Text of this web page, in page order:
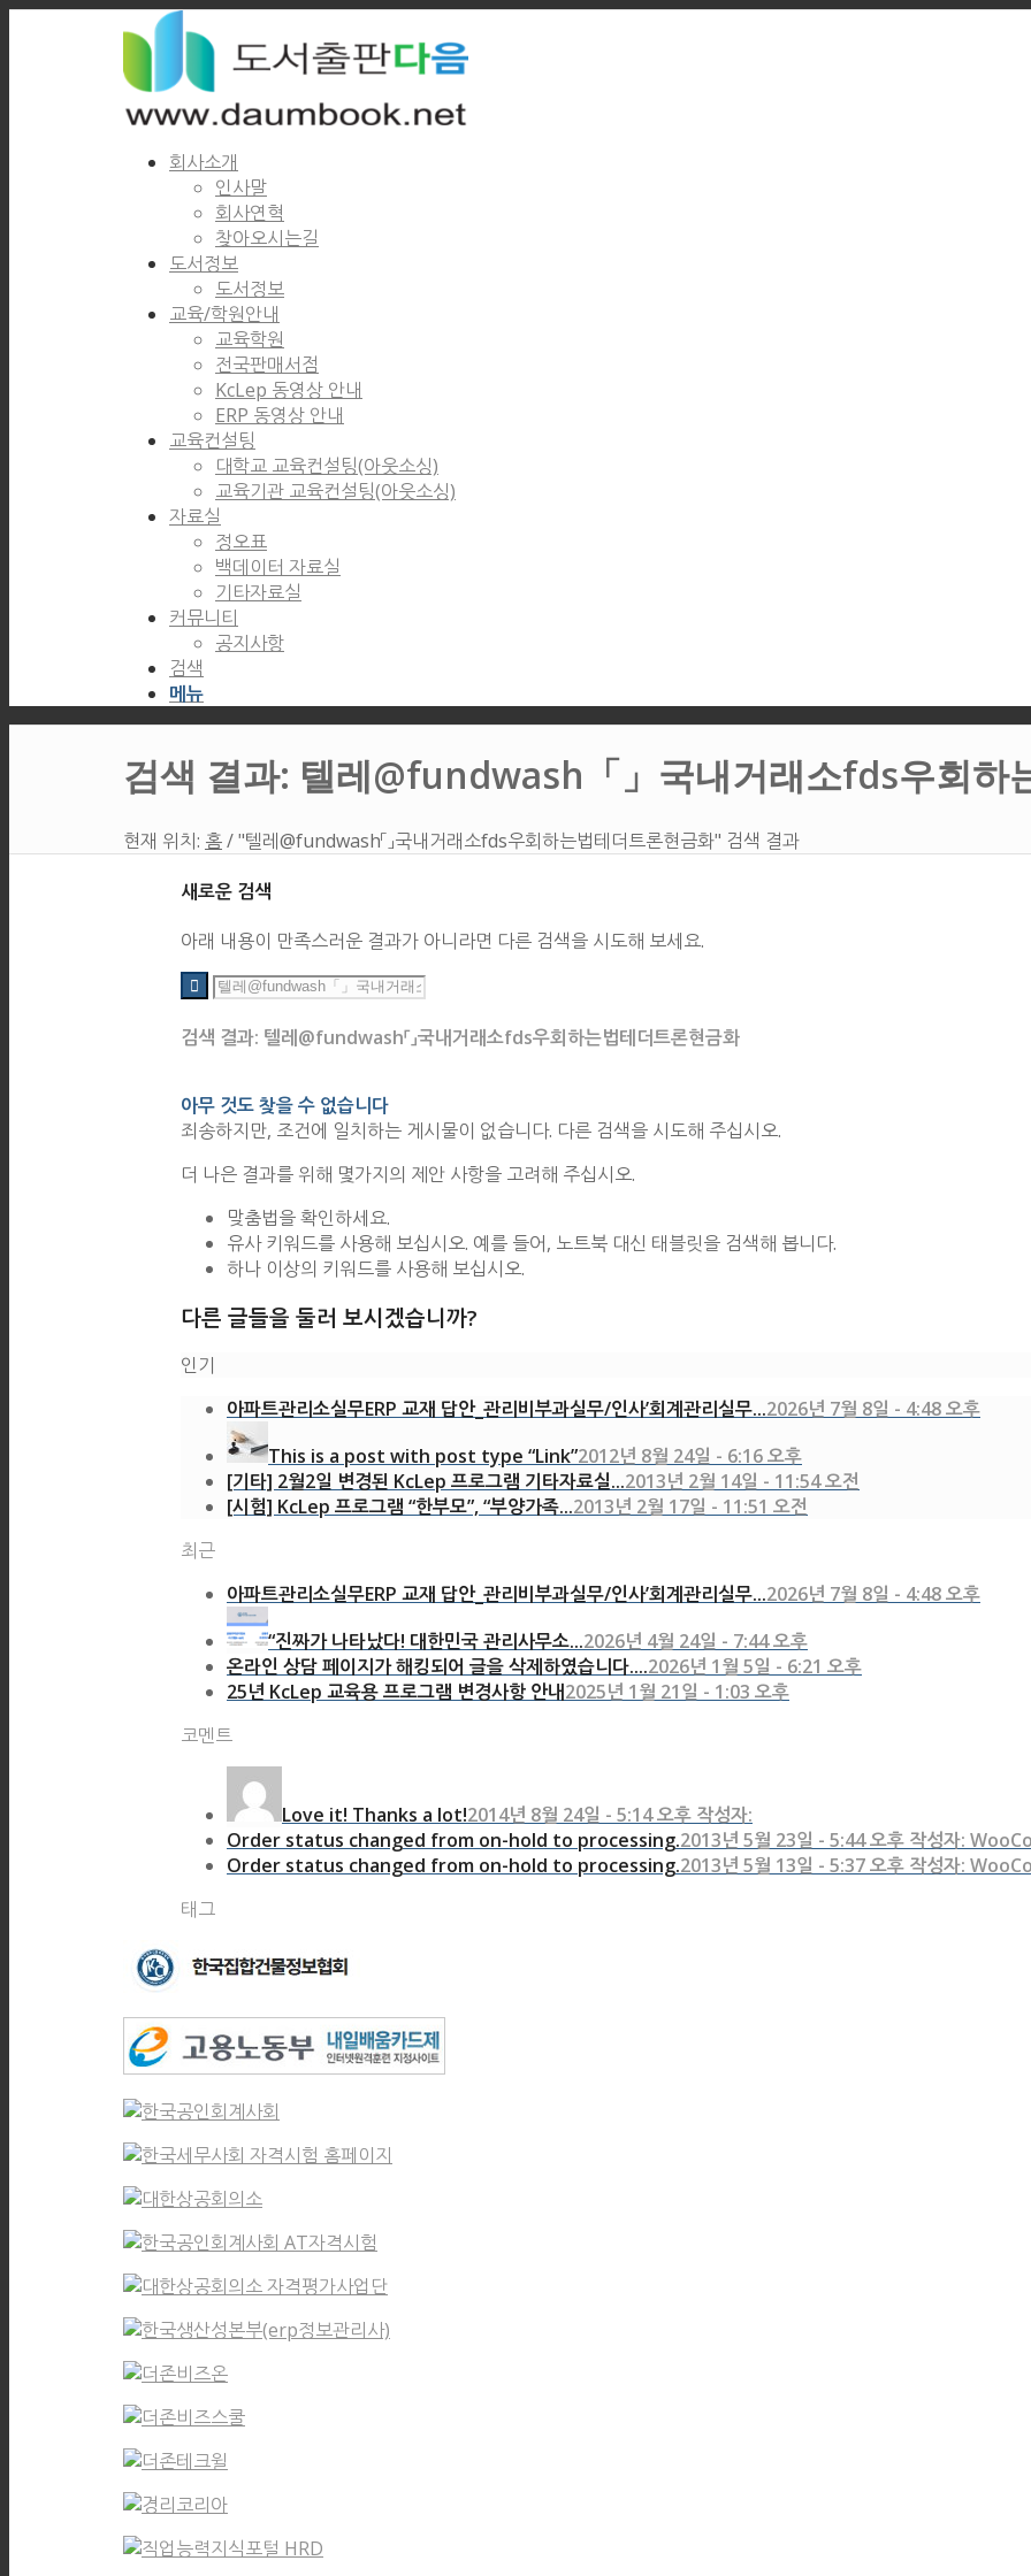
회사소개
인사말
회사연혁
찾아오시는길
도서정보
도서정보
교육/학원안내
교육학원
전국판매서점
KcLep 동영상 안내
ERP 동영상 안내
교육컨설팅
대학교 교육컨설팅(아웃소싱)
교육기관 교육컨설팅(아웃소싱)
자료실
정오표
백데이터 자료실
기타자료실
커뮤니티
공지사항
검색
메뉴
검색 결과: 텔레@fundwash「」국내거래소fds우회하
현재 위치: 홈/"텔레@fundwash「」국내거래소fds우회하는법테더트론현금화" 검색 결과
새로운 검색
아래 내용이 만족스러운 결과가 아니라면 다른 검색을 시도해 보세요.
검색 결과: 텔레@fundwash「」국내거래소fds우회하는법테더트론현금화
아무 것도 찾을 수 없습니다
죄송하지만, 조건에 일치하는 게시물이 없습니다. 다른 검색을 시도해 주십시오.
더 나은 결과를 위해 몇가지의 제안 사항을 고려해 주십시오.
맞춤법을 확인하세요.
유사 키워드를 사용해 보십시오. 예를 들어, 노트북 대신 태블릿을 검색해 봅니다.
하나 이상의 키워드를 사용해 보십시오.
다른 글들을 둘러 보시겠습니까?
인기
아파트관리소실무ERP 교재 답안_관리비부과실무/인사’회계관리실무...2026년 7월 8일 - 4:48 오후
This is a post with post type “Link”2012년 8월 24일 - 6:16 오후
[기타] 2월2일 변경된 KcLep 프로그램 기타자료실...2013년 2월 14일 - 11:54 오전
[시험] KcLep 프로그램 “한부모”, “부양가족...2013년 2월 17일 - 11:51 오전
최근
아파트관리소실무ERP 교재 답안_관리비부과실무/인사’회계관리실무...2026년 7월 8일 - 4:48 오후
“진짜가 나타났다! 대한민국 관리사무소...2026년 4월 24일 - 7:44 오후
온라인 상담 페이지가 해킹되어 글을 삭제하였습니다....2026년 1월 5일 - 6:21 오후
25년 KcLep 교육용 프로그램 변경사항 안내2025년 1월 21일 - 1:03 오후
코멘트
Love it! Thanks a lot!2014년 8월 24일 - 5:14 오후 작성자:
Order status changed from on-hold to processing.2013년 5월 23일 - 5:44 오후 작성자:
Order status changed from on-hold to processing.2013년 5월 13일 - 5:37 오후 작성자:
태그